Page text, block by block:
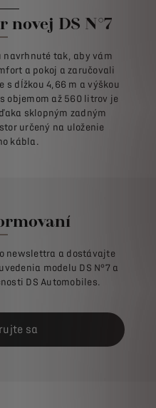
novej DS N°7
navrhnuté tak, aby vám
a pokoj a zaručovali
s dĺžkou 4,66 m a výškou
objemom až 560 litrov je
sklopným zadným
určený na uloženie
kábla.
newslettra a dostávajte
modelu DS N°7 a
DS Automobiles.
sa